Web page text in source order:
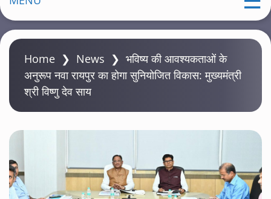
Home ❯ News ❯ भविष्य की आवश्यकताओं के
अनुरूप नवा रायपुर का होगा सुनियोजित विकास: मुख्यमंत्री
श्री विष्णु देव साय